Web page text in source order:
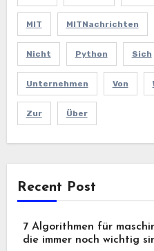
MIT MITNachrichten
Nicht Python Sich
Unternehmen Von
Zur Über
Recent Post
7 Algorithmen für
die immer noch wichtig